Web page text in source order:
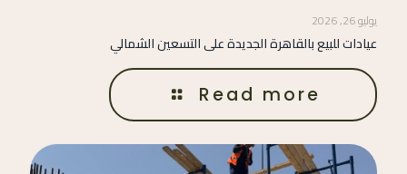
يوليو 26, 2026
عيادات للبيع بالقاهرة الجديدة على التسعين الشمالي
Read more